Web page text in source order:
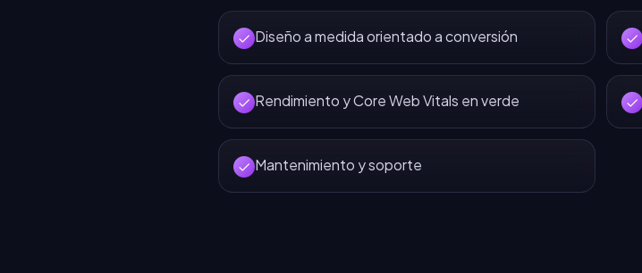
Diseño a medida orientado a conversión
Rendimiento y Core Web Vitals en verde
Mantenimiento y soporte